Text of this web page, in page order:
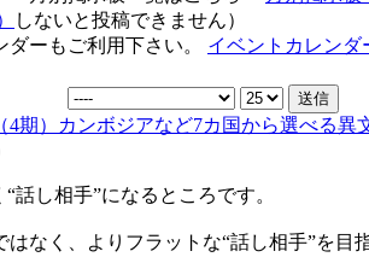
しないと投稿できません）
ーもご利用下さい。 イベントカレンダ
4期）カンボジアなど7カ国から選べる異
話し相手”になるところです。
なく、よりフラットな“話し相手”を